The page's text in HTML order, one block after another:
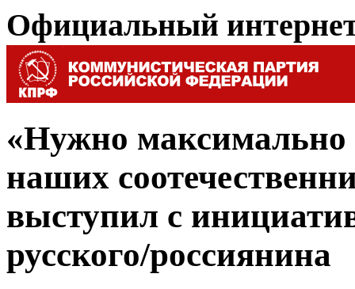
Официальный
«Нужно максимально
наших
выступил с
русского/россиянина